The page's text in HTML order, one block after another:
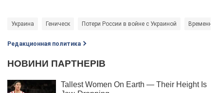
Украина Геническ Потери России в войне с Украиной
Редакционная политика